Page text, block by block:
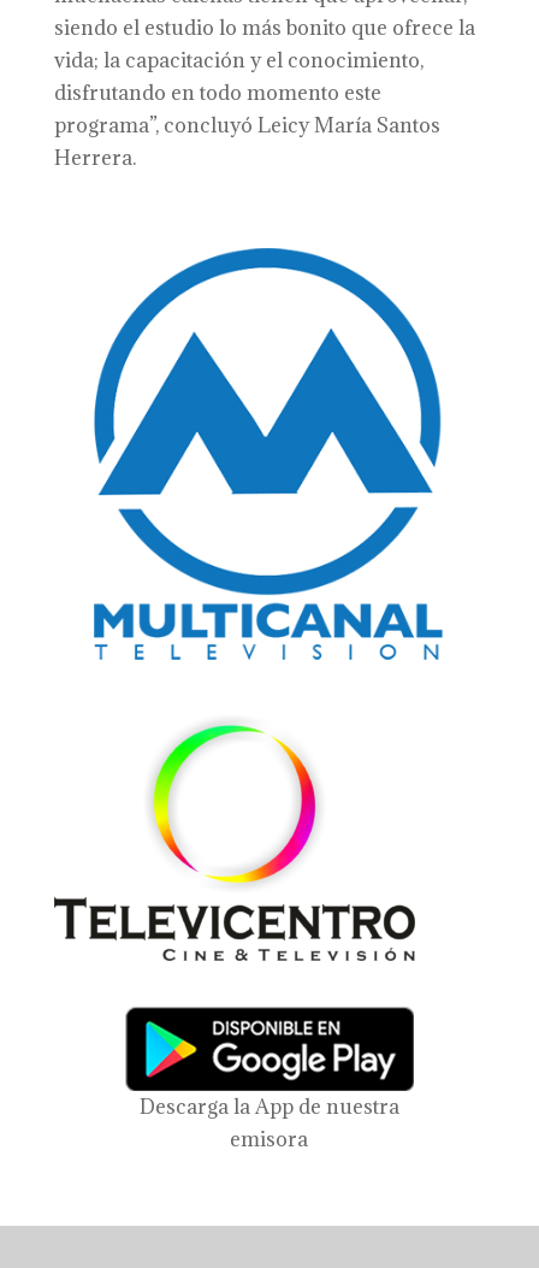
siendo el estudio lo más bonito que ofrece la
vida; la capacitación y el conocimiento,
disfrutando en todo momento este
programa”, concluyó Leicy María Santos
Herrera.
Descarga la App de nuestra
emisora